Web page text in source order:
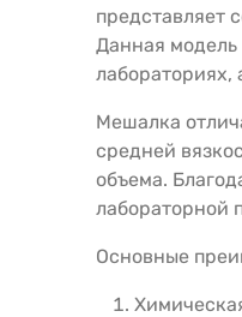
представляет
Данная модель
лабораториях,
Мешалка
средней
объема.
лабораторной
Основные